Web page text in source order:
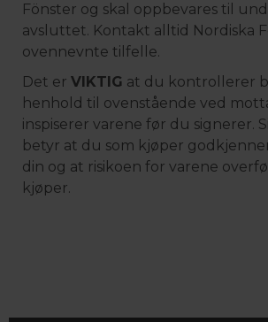
Fönster og skal oppbevares til
avsluttet. Kontakt alltid Nordiska
ovennevnte tilfelle.
Det er VIKTIG at du kontrollerer
henhold til ovenstående ved
inspiserer varene før du signerer.
betyr at du som kjøper
din og at risikoen for varene
kjøper.